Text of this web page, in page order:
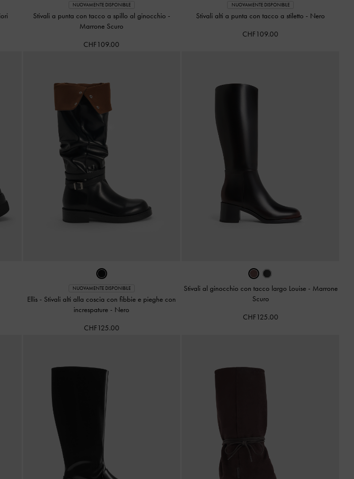
NUOVAMENTE DISPONIBILE
Stivali a punta con tacco a spillo al ginocchio -
Marrone Scuro
CHF109.00
NUOVAMENTE DISPONIBILE
Stivali alti a punta con tacco a stiletto - Nero
CHF109.00
NUOVAMENTE DISPONIBILE
Ellis - Stivali alti alla coscia con fibbie e pieghe con
increspature - Nero
CHF125.00
Stivali al ginocchio con tacco largo Louise - Marrone
Scuro
CHF125.00